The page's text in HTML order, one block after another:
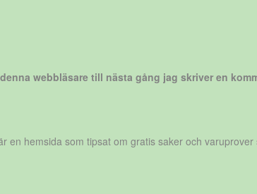
webbläsare till nästa gång jag skriver en
en hemsida som tipsat om gratis saker och